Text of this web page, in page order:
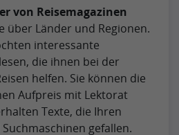
von Reisemagazinen
über Länder und Regionen.
interessante
die ihnen bei der
helfen. Sie können die
Aufpreis mit Lektorat
Texte, die Ihren
gefallen.